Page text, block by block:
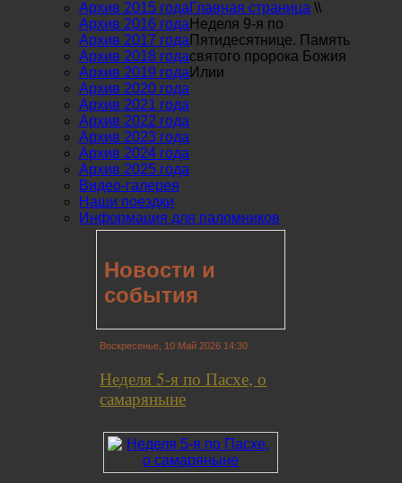
Архив 2015 года
Архив 2016 года
Архив 2017 года
Архив 2018 года
Архив 2019 года
Архив 2020 года
Архив 2021 года
Архив 2022 года
Архив 2023 года
Архив 2024 года
Архив 2025 года
Видео-галерея
Наши поездки
Информация для паломников
Главная страница \\
Неделя 9-я по
Пятидесятнице. Память
святого пророка Божия
Илии
Новости и
события
Воскресенье, 10 Май 2026 14:30
Неделя 5-я по Пасхе, о
самаряныне